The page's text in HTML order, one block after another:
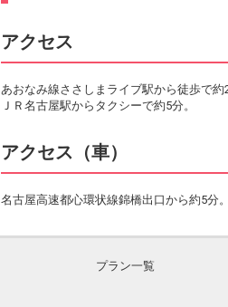
アクセス
あおなみ線ささしまライブ駅から徒歩で約2
ＪＲ名古屋駅からタクシーで約5分。
アクセス（車）
名古屋高速都心環状線錦橋出口から約5分。
プラン一覧